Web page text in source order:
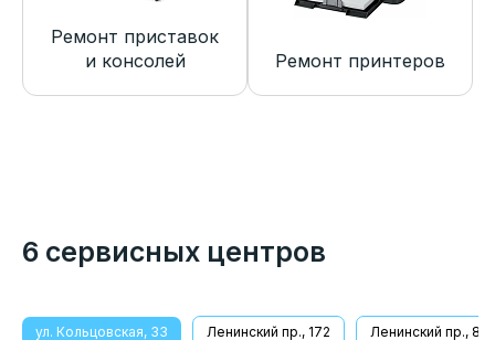
Ремонт приставок
и консолей
Ремонт принтеров
6 сервисных центров
ул. Кольцовская, 33 Ленинский пр., 172 Ленинский пр., 8/1